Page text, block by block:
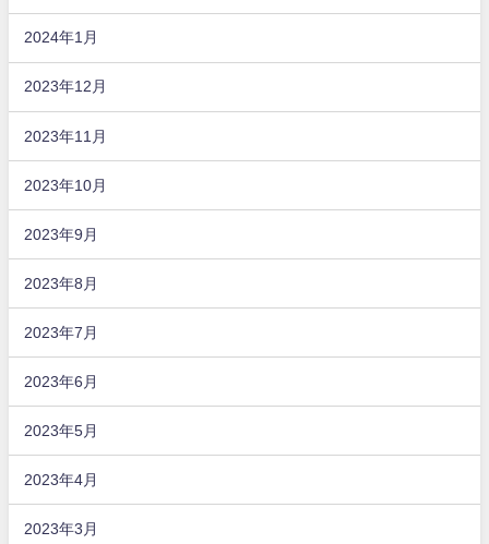
2024年1月
2023年12月
2023年11月
2023年10月
2023年9月
2023年8月
2023年7月
2023年6月
2023年5月
2023年4月
2023年3月